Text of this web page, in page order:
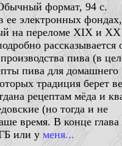
формат, 94 с.
ее электронных
на переломе XIX и XX
рассказывается
пива (в
пива для домашнего
традиция берет
рецептам мёда и
(но тогда и не
время. В конце глава
или уменя...